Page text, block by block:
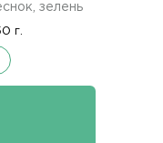
зелень
г.